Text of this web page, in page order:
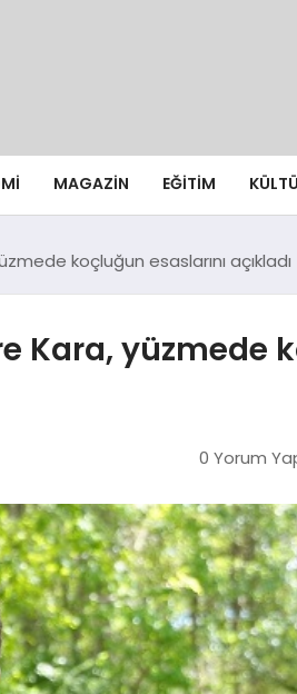
MAGAZIN EĞITIM
koçluğun esaslarını açıkladı
Kara, yüzmede
0 Yorum